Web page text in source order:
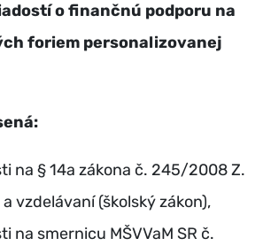
o finančnú podporu na
foriem personalizovanej
na § 14a zákona č. 245/2008 Z.
vzdelávaní (školský zákon),
na smernicu MŠVVaM SR č.